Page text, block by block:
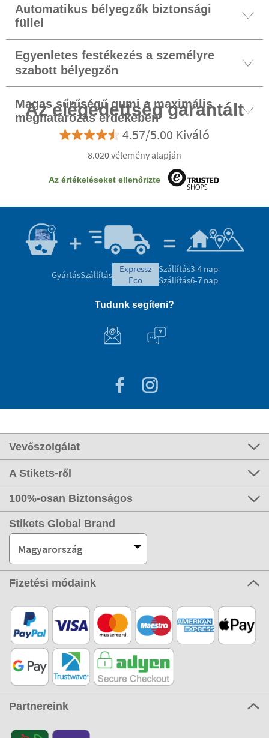
Automatikus bélyegzők biztonsági
füllel
Egyenletes festékezés a személyre
szabott bélyegzőn
Magas sűrűségű gumi a maximális
meghatározás érdekében
Az elégedettség garantált
4.57/5.00 Kiváló
8.020 vélemény alapján
Az értékeléseket ellenőrizte
GyártásSzállítás
expressz
eco
Szállítás3-4 nap
Szállítás6-7 nap
Tudunk segíteni?
Vevőszolgálat
A Stikets-ről
100%-osan Biztonságos
Stikets Global Brand
Magyarország
Fizetési módaink
Partnereink